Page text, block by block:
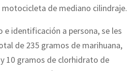
motocicleta de mediano cilindraje.
identificación a persona, se les
de 235 gramos de marihuana,
10 gramos de clorhidrato de